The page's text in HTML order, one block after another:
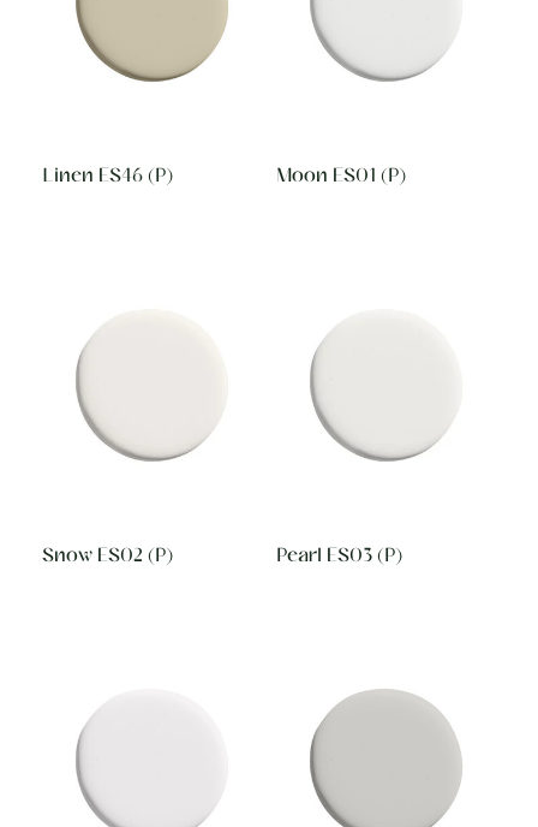
Linen ES46 (P) Moon ES01 (P)
Snow ES02 (P) Pearl ES03 (P)